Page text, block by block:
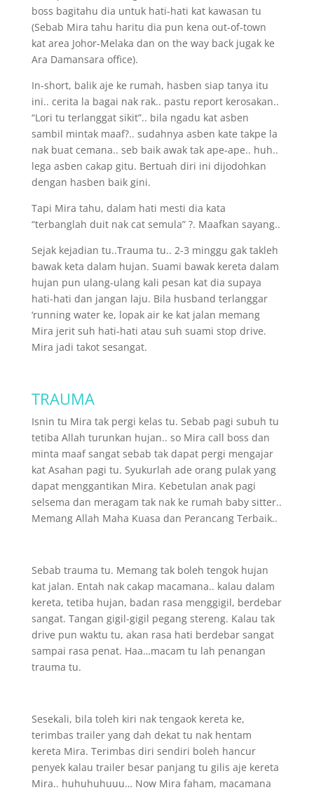
boss bagitahu dia untuk hati-hati kat kawasan tu
(Sebab Mira tahu haritu dia pun kena out-of-town
kat area Johor-Melaka dan on the way back jugak ke
Ara Damansara office).
In-short, balik aje ke rumah, hasben siap tanya itu
ini.. cerita la bagai nak rak.. pastu report kerosakan..
“Lori tu terlanggat sikit”.. bila ngadu kat asben
sambil mintak maaf?.. sudahnya asben kate takpe la
nak buat cemana.. seb baik awak tak ape-ape.. huh..
lega asben cakap gitu. Bertuah diri ini dijodohkan
dengan hasben baik gini.
Tapi Mira tahu, dalam hati mesti dia kata
“terbanglah duit nak cat semula” ?. Maafkan sayang..
Sejak kejadian tu..Trauma tu.. 2-3 minggu gak takleh
bawak keta dalam hujan. Suami bawak kereta dalam
hujan pun ulang-ulang kali pesan kat dia supaya
hati-hati dan jangan laju. Bila husband terlanggar
‘running water ke, lopak air ke kat jalan memang
Mira jerit suh hati-hati atau suh suami stop drive.
Mira jadi takot sesangat.
TRAUMA
Isnin tu Mira tak pergi kelas tu. Sebab pagi subuh tu
tetiba Allah turunkan hujan.. so Mira call boss dan
minta maaf sangat sebab tak dapat pergi mengajar
kat Asahan pagi tu. Syukurlah ade orang pulak yang
dapat menggantikan Mira. Kebetulan anak pagi
selsema dan meragam tak nak ke rumah baby sitter..
Memang Allah Maha Kuasa dan Perancang Terbaik..
Sebab trauma tu. Memang tak boleh tengok hujan
kat jalan. Entah nak cakap macamana.. kalau dalam
kereta, tetiba hujan, badan rasa menggigil, berdebar
sangat. Tangan gigil-gigil pegang stereng. Kalau tak
drive pun waktu tu, akan rasa hati berdebar sangat
sampai rasa penat. Haa…macam tu lah penangan
trauma tu.
Sesekali, bila toleh kiri nak tengaok kereta ke,
terimbas trailer yang dah dekat tu nak hentam
kereta Mira. Terimbas diri sendiri boleh hancur
penyek kalau trailer besar panjang tu gilis aje kereta
Mira.. huhuhuhuuu… Now Mira faham, macamana